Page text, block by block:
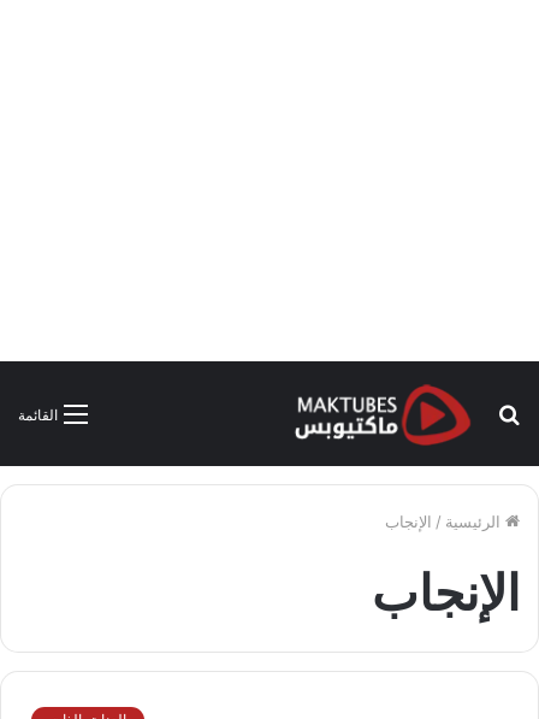
القائمة
بحث
الرئيسية / الإنجاب
الإنجاب